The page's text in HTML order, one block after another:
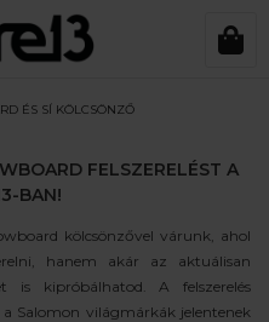
ÉS SÍ KÖLCSÖNZŐ
FELSZERELÉST A
BAN!
kölcsönzővel várunk, ahol
hanem akár az aktuálisan
is kipróbálhatod. A felszerelés
Salomon világmárkák jelentenek